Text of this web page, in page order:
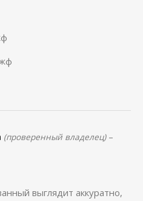
(проверенный владелец) –
выглядит аккуратно,